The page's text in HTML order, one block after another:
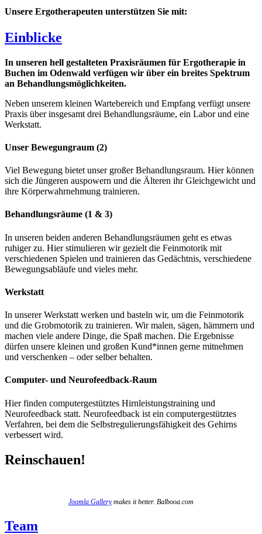
Unsere Ergotherapeuten unterstützen Sie mit:
Einblicke
In unseren hell gestalteten Praxisräumen für Ergotherapie in
Buchen im Odenwald verfügen wir über ein breites Spektrum
an Behandlungsmöglichkeiten.
Neben unserem kleinen Wartebereich und Empfang verfügt unsere
Praxis über insgesamt drei Behandlungsräume, ein Labor und eine
Werkstatt.
Unser Bewegungraum (2)
Viel Bewegung bietet unser großer Behandlungsraum. Hier können
sich die Jüngeren auspowern und die Älteren ihr Gleichgewicht und
ihre Körperwahrnehmung trainieren.
Behandlungsräume (1 & 3)
In unseren beiden anderen Behandlungsräumen geht es etwas
ruhiger zu. Hier stimulieren wir gezielt die Feinmotorik mit
verschiedenen Spielen und trainieren das Gedächtnis, verschiedene
Bewegungsabläufe und vieles mehr.
Werkstatt
In unserer Werkstatt werken und basteln wir, um die Feinmotorik
und die Grobmotorik zu trainieren. Wir malen, sägen, hämmern und
machen viele andere Dinge, die Spaß machen. Die Ergebnisse
dürfen unsere kleinen und großen Kund*innen gerne mitnehmen
und verschenken – oder selber behalten.
Computer- und Neurofeedback-Raum
Hier finden computergestütztes Hirnleistungstraining und
Neurofeedback statt. Neurofeedback ist ein computergestütztes
Verfahren, bei dem die Selbstregulierungsfähigkeit des Gehirns
verbessert wird.
Reinschauen!
Joomla Gallerymakes it better. Balbooa.com
Team